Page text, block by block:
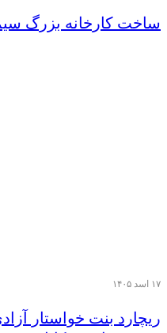
ساخت کارخانه بزرگ
۱۷ اسد ۱۴۰۵
ریچارد بنت خواستار